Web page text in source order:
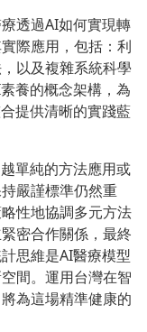
透過AI如何實現轉
際應用，包括：利
以及複雜系統科學
養的概念架構，為
提供清晰的實踐藍
單純的方法應用或
嚴謹標準仍然重
性地協調多元方法
密合作關係，最終
思維是AI醫療模型
間。運用台灣在智
為這場精準健康的